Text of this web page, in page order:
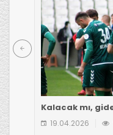
Kalacak mı,
19.04.2026